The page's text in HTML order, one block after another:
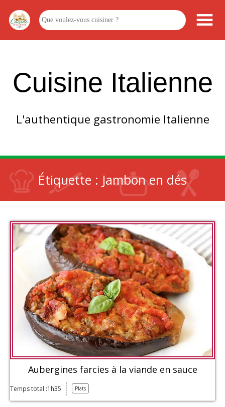
Cuisine Italienne
L'authentique gastronomie Italienne
Étiquette : Jambon en dés
Aubergines farcies à la viande en sauce
Temps total :1h35 Plats